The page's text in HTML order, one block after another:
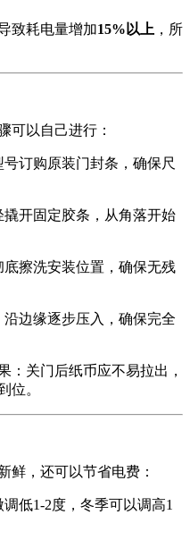
致耗电量增加15%以上 ，所
可以自己进行：
号订购原装门封条，确保尺
撬开固定胶条，从角落开始
底擦洗安装位置，确保无残
沿边缘逐步压入，确保完全
：关门后纸币应不易拉出，
位。
鲜，还可以节省电费：
调低1-2度，冬季可以调高1